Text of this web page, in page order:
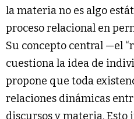
la materia no es algo
proceso relacional en
Su concepto central —el
cuestiona la idea de
propone que toda
relaciones dinámicas
discursos y materia.